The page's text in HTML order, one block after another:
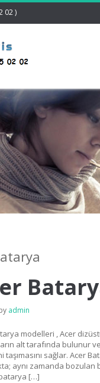
02 )
admin
modelleri , Acer
alt tarafında bulunur
taşımasını sağlar. Acer
aynı zamanda bozulan
[…]